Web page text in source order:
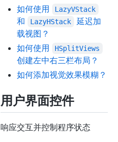
如何使用
LazyVStack
和 LazyHStack
延迟加
载视图？
如何使用
HSplitViews
创建左中右三栏布局？
如何添加视觉效果模糊？
用户界面控件
响应交互并控制程序状态